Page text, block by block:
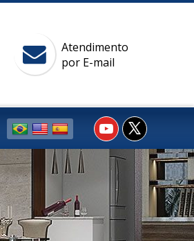
Atendimento
por E-mail